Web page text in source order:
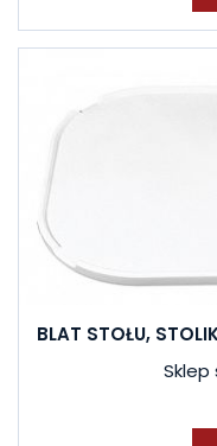
BLAT STOŁU,
Sklep